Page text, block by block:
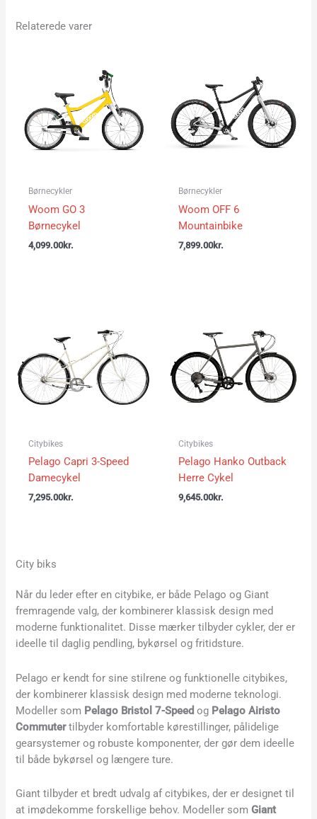
Relaterede varer
Børnecykler
Woom GO 3
Børnecykel
4,099.00kr.
Børnecykler
Woom OFF 6
Mountainbike
7,899.00kr.
Citybikes
Pelago Capri 3-Speed
Damecykel
7,295.00kr.
Citybikes
Pelago Hanko Outback
Herre Cykel
9,645.00kr.
City biks
Når du leder efter en citybike, er både Pelago og Giant
fremragende valg, der kombinerer klassisk design med
moderne funktionalitet. Disse mærker tilbyder cykler, der er
ideelle til daglig pendling, bykørsel og fritidsture.
Pelago er kendt for sine stilrene og funktionelle citybikes,
der kombinerer klassisk design med moderne teknologi.
Modeller som Pelago Bristol 7-Speed og Pelago Airisto
Commutertilbyder komfortable kørestillinger, pålidelige
gearsystemer og robuste komponenter, der gør dem ideelle
til både bykørsel og længere ture.
Giant tilbyder et bredt udvalg af citybikes, der er designet til
at imødekomme forskellige behov. Modeller somGiant